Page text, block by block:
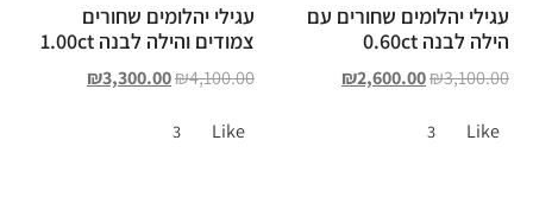
עגילי יהלומים שחורים עם
הילה לבנה 0.60ct
₪3,100.00
₪2,600.00
Like
3
עגילי יהלומים שחורים
צמודים והילה לבנה 1.00ct
₪4,100.00
₪3,300.00
Like
3